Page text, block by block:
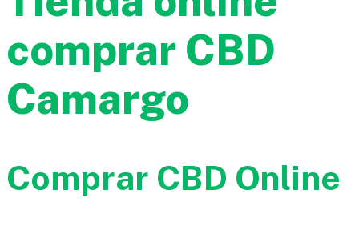
comprar CBD
Camargo
Comprar CBD Online